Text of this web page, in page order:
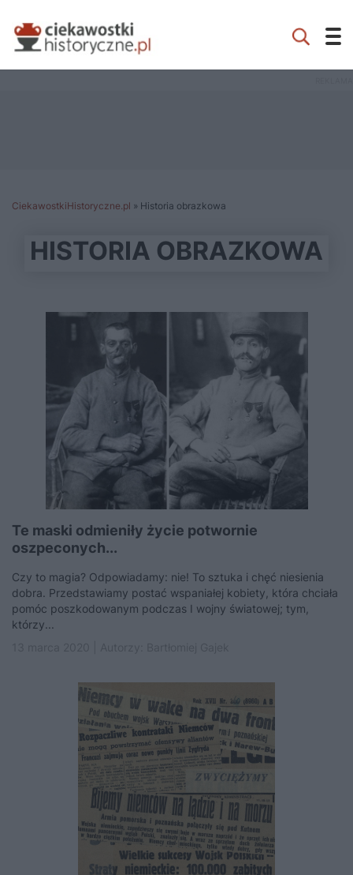
CiekawostkiHistoryczne.pl » Historia obrazkowa
HISTORIA OBRAZKOWA
Te maski odmieniły życie potwornie
oszpeconych...
Czy to magia? Odpowiadamy: nie! To sztuka i chęć niesienia
dobra. Przedstawiamy postać wspaniałej kobiety, która chciała
pomóc poszkodowanym podczas I wojny światowej; tym,
którzy...